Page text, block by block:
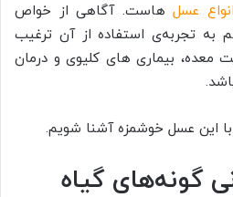
انواع عسلهاست. آگاهی از خواص
به تجربه‌ی استفاده از آن ترغیب
معده، بیماری های کلیوی و درمان
با این عسل خوشمزه آشنا شویم.
گونه‌های گیاه